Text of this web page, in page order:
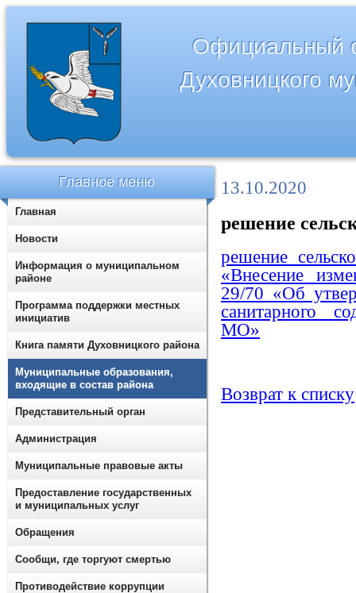
Официальный
Духовницкого
13.10.2020
решение
решение
«Внесение
29/70 «Об
санитарного
МО»
Возврат к списку
Главное меню
Главная
Новости
Информация о муниципальном
районе
Программа поддержки местных
инициатив
Книга памяти Духовницкого района
Муниципальные образования,
входящие в состав района
Представительный орган
Администрация
Муниципальные правовые акты
Предоставление государственных
и муниципальных услуг
Обращения
Сообщи, где торгуют смертью
Противодействие коррупции